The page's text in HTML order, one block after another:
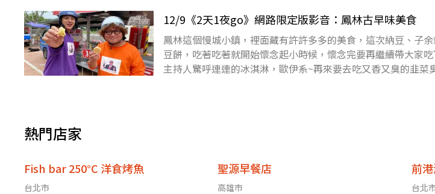
12/9《2天1夜go》網路限定版影音：鳳林古早味美食
鳳林這個慢城小鎮，裡面藏有許許多多的美食，這次納豆、子
豆餅，吃著吃著就開始懷念起小時候，懷念完要再繼續帶大家
主持人驚呼連連的冰淇淋，歐伊系~再來要去吃又香又臭的韭菜
熱門店家
Fish bar 250°C 洋食烤魚
台北市
聖源早餐店
高雄市
前
台北